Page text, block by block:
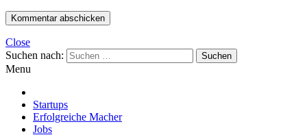
Close
Suchen nach:
Menu
Startups
Erfolgreiche Macher
Jobs